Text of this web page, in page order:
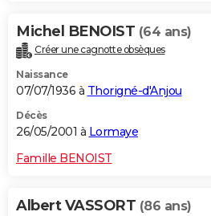
Michel BENOIST (64 ans)
Créer une cagnotte obsèques
Naissance
07/07/1936 à Thorigné-d'Anjou
Décès
26/05/2001 à Lormaye
Famille BENOIST
Albert VASSORT (86 ans)